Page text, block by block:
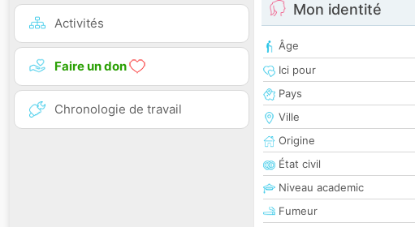
Activités
Faire un don
Chronologie de travail
Mon identité
Âge
Ici pour
Pays
Ville
Origine
État civil
Niveau academic
Fumeur